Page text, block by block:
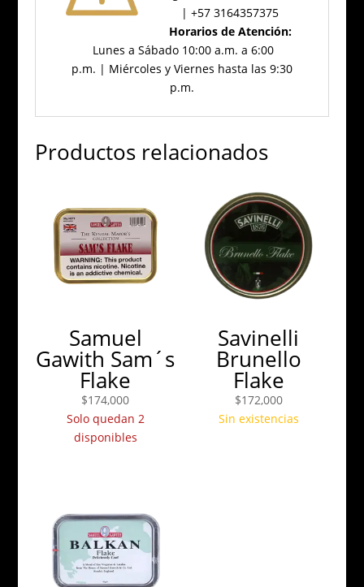
| +57 3164357375
Horarios de Atención:
Lunes a Sábado 10:00 a.m. a 6:00
p.m. | Miércoles y Viernes hasta las 9:30
p.m.
Productos relacionados
Samuel
Gawith Sam´s
Flake
$174,000
Solo quedan 2
disponibles
Savinelli
Brunello
Flake
$172,000
Sin existencias